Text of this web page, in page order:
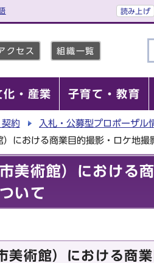
読み上げ
クセス 組織一覧
化・産業 子育て・教育
契約 入札・公募型プロポーザル
）における商業目的撮影・ロケ地
美術館）における
いて
美術館）における商